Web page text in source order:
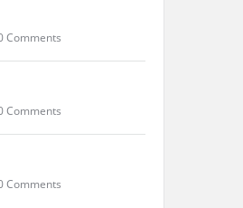
Comments
Comments
Comments